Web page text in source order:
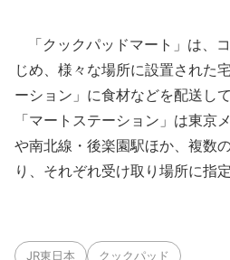
「クックパッドマート」は、
じめ、様々な場所に設置された
ーション」に食材などを配送し
「マートステーション」は東京
や南北線・後楽園駅ほか、複数
り、それぞれ受け取り場所に指定
JR東日本 クックパッド